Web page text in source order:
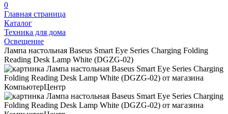
0
Главная страница
Каталог
Техника для дома
Освещение
Лампа настольная Baseus Smart Eye Series Charging Folding
Reading Desk Lamp White (DGZG-02)